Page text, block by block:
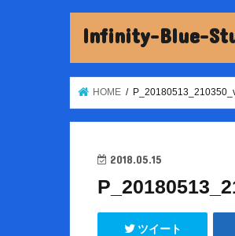
Infinity-Blue-
HOME
2018.05.15
ツイート